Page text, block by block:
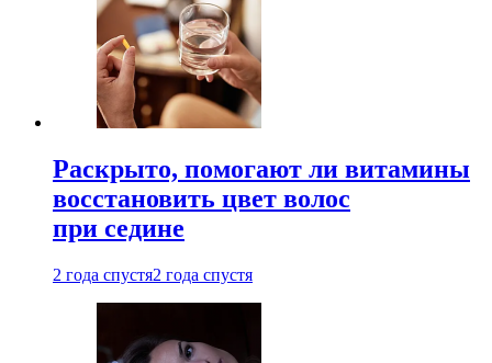
Раскрыто, помогают ли витамины
восстановить цвет волос
при седине
2 года спустя2 года спустя